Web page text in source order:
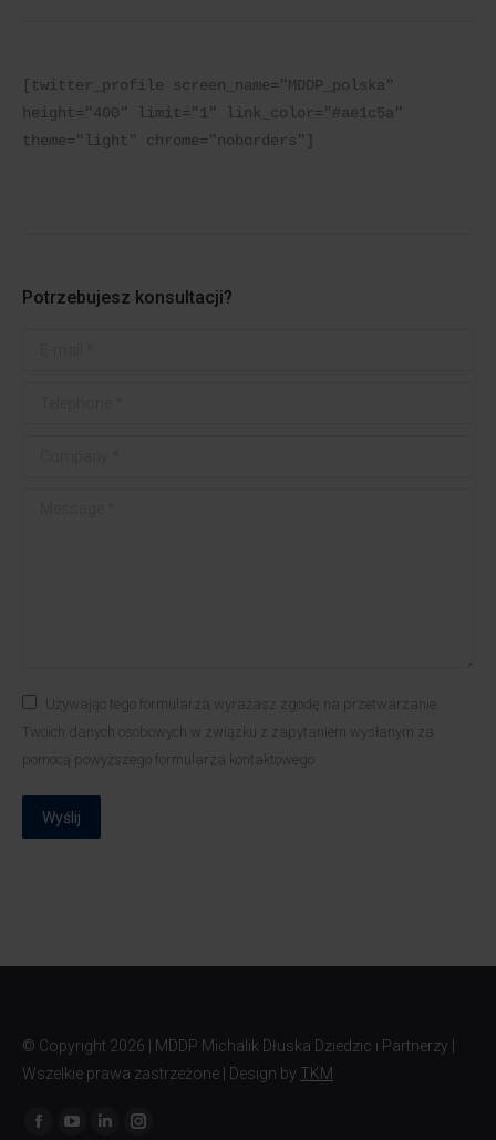
[twitter_profile screen_name="MDDP_polska"
height="400" limit="1" link_color="#ae1c5a"
theme="light" chrome="noborders"]
Potrzebujesz konsultacji?
Używając tego formularza wyrażasz zgodę na przetwarzanie
Twoich danych osobowych w związku z zapytaniem wysłanym za
pomocą powyższego formularza kontaktowego
Wyślij
© Copyright 2026 | MDDP Michalik Dłuska Dziedzic i Partnerzy |
Wszelkie prawa zastrzeżone | Design by TKM
Znajdź nas na: